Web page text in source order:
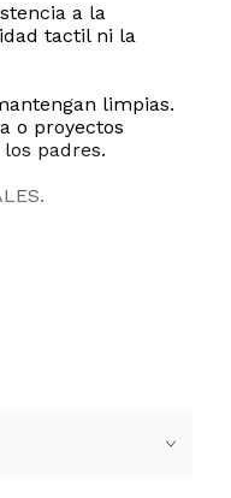
a la
tactil ni la
limpias.
o proyectos
padres.